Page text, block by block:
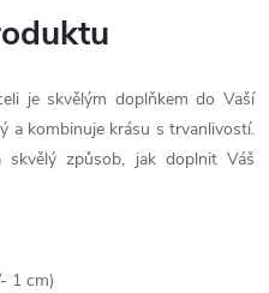
je skvělým doplňkem do Vaší
a kombinuje krásu s trvanlivostí.
skvělý způsob, jak doplnit Váš
1 cm)